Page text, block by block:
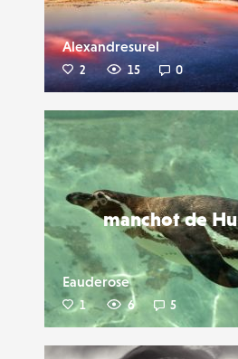
Alexandresurel
2 15 0
manchot de
Eauderose
1 6 5